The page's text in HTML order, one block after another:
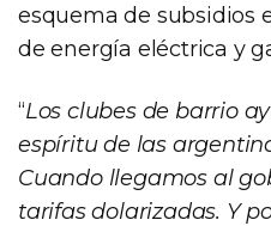
esquema de subsidios
de energía eléctrica y
“Los clubes de barrio
espíritu de las
Cuando llegamos al
tarifas dolarizadas. Y